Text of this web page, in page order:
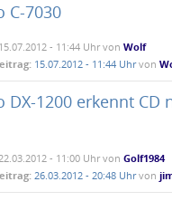
C-7030
15.07.2012 - 11:44 Uhr vonWolf
15.07.2012 - 11:44 Uhrvon
DX-1200 erkennt CD
- 11:00 Uhr vonGolf1984
26.03.2012 - 20:48 Uhrvon